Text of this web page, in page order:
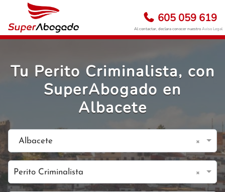
605 059 619
Al contactar, declara conocer nuestroAviso Legal
Tu Perito Criminalista, con
SuperAbogado en
Albacete
Albacete ×
Perito Criminalista ×